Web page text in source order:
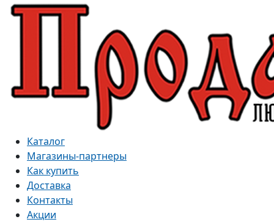
Каталог
Магазины-партнеры
Как купить
Доставка
Контакты
Акции